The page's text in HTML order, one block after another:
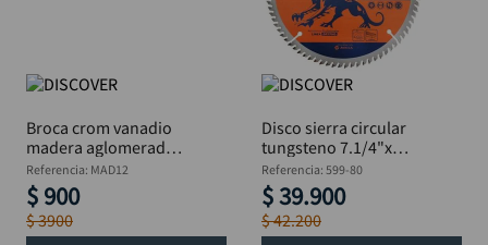
Broca crom vanadio
madera aglomerada
DISCOVER 1/2"
Referencia: MAD12
$ 900
$3900
Disco sierra circular
tungsteno 7.1/4"x
5/8" 80T DISCOVER
Referencia: 599-80
$39.900
$42.200